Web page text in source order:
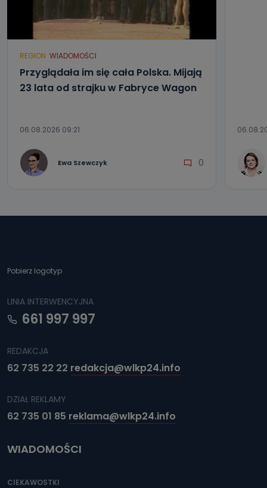
REGION WIADOMOŚCI
Przyglądała im się cała Polska. Mijają
23 lata od strajku w Fabryce Wagon
06.08.2026 09:21
Ewa Szewczyk 0
Pobierz logotyp
LINIA INTERWENCYJNA
661 997 997
REDAKCJA
62 735 22 22 redakcja@wlkp24.info
DZIAŁ REKLAMY
62 735 01 85 reklama@wlkp24.info
WIADOMOŚCI
CIEKAWOSTKI